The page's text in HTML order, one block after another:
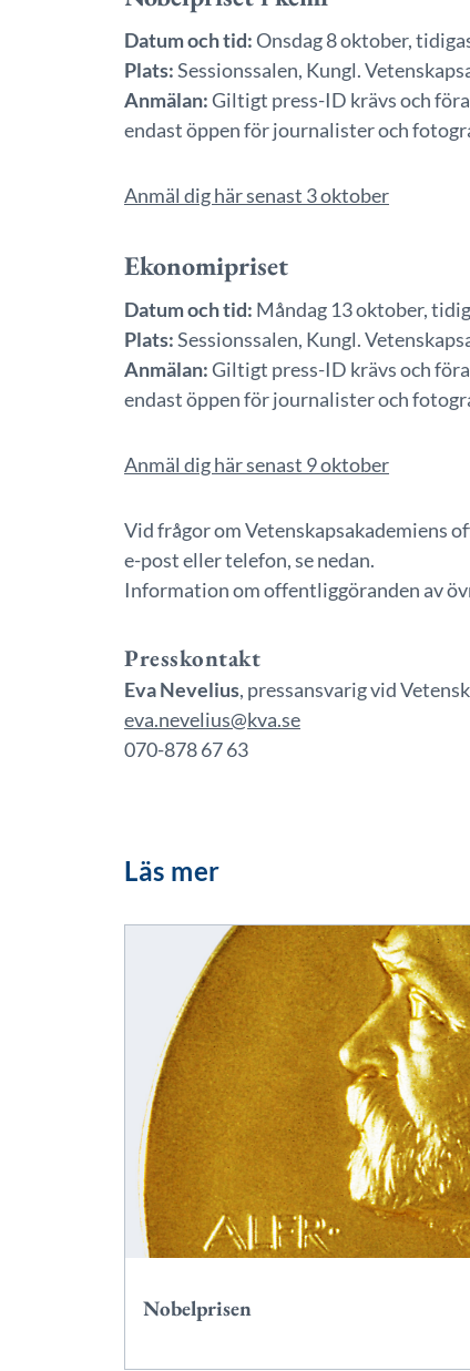
Datum och tid:Onsdag 8 oktober,
Plats:Sessionssalen, Kungl.
Anmälan:Giltigt press-ID krävs och
endast öppen för journalister och
Anmäl dig här senast 3 oktober
Ekonomipriset
Datum och tid: Måndag 13 oktober,
Plats:Sessionssalen, Kungl.
Anmälan:Giltigt press-ID krävs och
endast öppen för journalister och
Anmäl dig här senast 9 oktober
Vid frågor om Vetenskapsakademiens
e-post eller telefon, se nedan.
Information om offentliggöranden av
Presskontakt
Eva Nevelius, pressansvarig vid
eva.nevelius@kva.se
070-878 67 63
Läs mer
Nobelprisen